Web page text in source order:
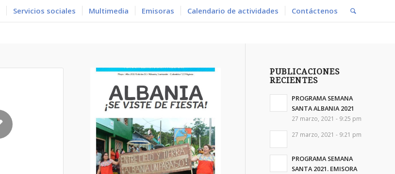
Servicios sociales Multimedia Emisoras Calendario de actividades Contáctenos
PUBLICACIONES
RECIENTES
PROGRAMA SEMANA
SANTA ALBANIA 2021
27 marzo, 2021 - 9:25 pm
27 marzo, 2021 - 9:21 pm
PROGRAMA SEMANA
SANTA 2021. EMISORA